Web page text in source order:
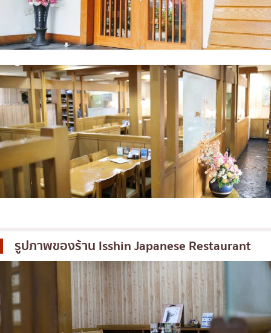
รูปภาพของร้าน Isshin Japanese Restaurant